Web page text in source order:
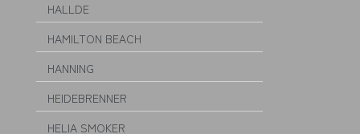
HALLDE
HAMILTON BEACH
HANNING
HEIDEBRENNER
HELIA SMOKER